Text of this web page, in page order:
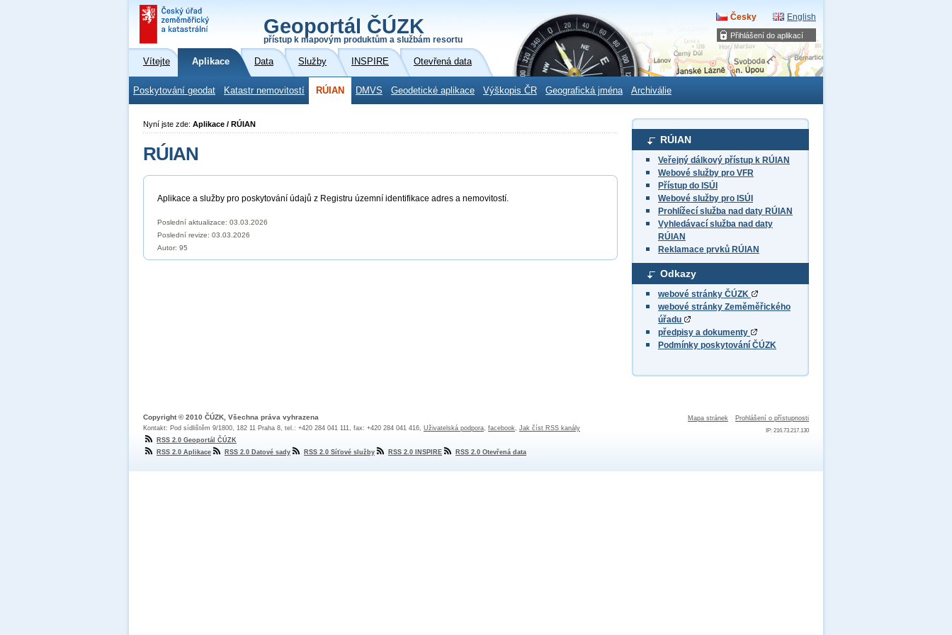
Přihlášení do aplikací
Geoportál ČÚZK
přístup k mapovým produktům a službám resortu
Česky English
Vítejte Aplikace Data Služby INSPIRE Otevřená data
Poskytování geodat Katastr nemovitostí RÚIAN DMVS Geodetické aplikace Výškopis ČR Geografická jména Archiválie
RÚIAN
Veřejný dálkový přístup k RÚIAN
Webové služby pro VFR
Přístup do ISÚI
Webové služby pro ISÚI
Prohlížecí služba nad daty RÚIAN
Vyhledávací služba nad daty
RÚIAN
Reklamace prvků RÚIAN
Odkazy
webové stránky ČÚZK
webové stránky Zeměměřického
úřadu
předpisy a dokumenty
Podmínky poskytování ČÚZK
Nyní jste zde: Aplikace / RÚIAN
RÚIAN
Aplikace a služby pro poskytování údajů z Registru územní identifikace adres a nemovitostí.
Poslední aktualizace: 03.03.2026
Poslední revize: 03.03.2026
Autor: 95
Mapa stránek Prohlášení o přístupnosti
IP: 216.73.217.130
Copyright © 2010 ČÚZK, Všechna práva vyhrazena
Kontakt: Pod sídlištěm 9/1800, 182 11 Praha 8, tel.: +420 284 041 111, fax: +420 284 041 416, Uživatelská podpora, facebook, Jak číst RSS kanály
RSS 2.0 Geoportál ČÚZK
RSS 2.0 Aplikace
RSS 2.0 Datové sady RSS 2.0 Síťové služby RSS 2.0 INSPIRE RSS 2.0 Otevřená data